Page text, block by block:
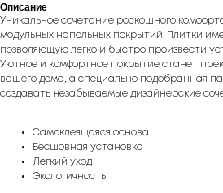
Описание
Уникальное сочетание роскошного
модульных напольных покрытий. Плитки
позволяющую легко и быстро произвести
Уютное и комфортное покрытие станет
вашего дома, а специально подобранная
создавать незабываемые дизайнерские
Самоклеящаяся основа
Бесшовная установка
Легкий уход
Экологичность